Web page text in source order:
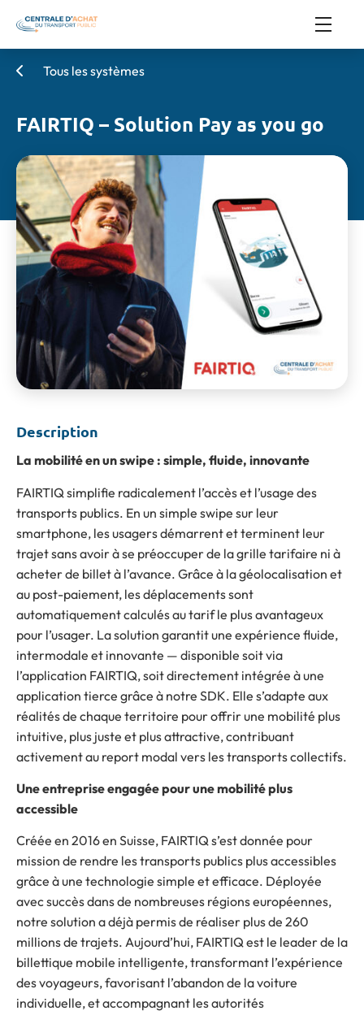
Tous les systèmes
FAIRTIQ – Solution Pay as you go
Description
La mobilité en un swipe : simple, fluide, innovante
FAIRTIQ simplifie radicalement l’accès et l’usage des
transports publics. En un simple swipe sur leur
smartphone, les usagers démarrent et terminent leur
trajet sans avoir à se préoccuper de la grille tarifaire ni à
acheter de billet à l’avance. Grâce à la géolocalisation et
au post-paiement, les déplacements sont
automatiquement calculés au tarif le plus avantageux
pour l’usager. La solution garantit une expérience fluide,
intermodale et innovante — disponible soit via
l’application FAIRTIQ, soit directement intégrée à une
application tierce grâce à notre SDK. Elle s’adapte aux
réalités de chaque territoire pour offrir une mobilité plus
intuitive, plus juste et plus attractive, contribuant
activement au report modal vers les transports collectifs.
Une entreprise engagée pour une mobilité plus
accessible
Créée en 2016 en Suisse, FAIRTIQ s’est donnée pour
mission de rendre les transports publics plus accessibles
grâce à une technologie simple et efficace. Déployée
avec succès dans de nombreuses régions européennes,
notre solution a déjà permis de réaliser plus de 260
millions de trajets. Aujourd’hui, FAIRTIQ est le leader de la
billettique mobile intelligente, transformant l’expérience
des voyageurs, favorisant l’abandon de la voiture
individuelle, et accompagnant les autorités